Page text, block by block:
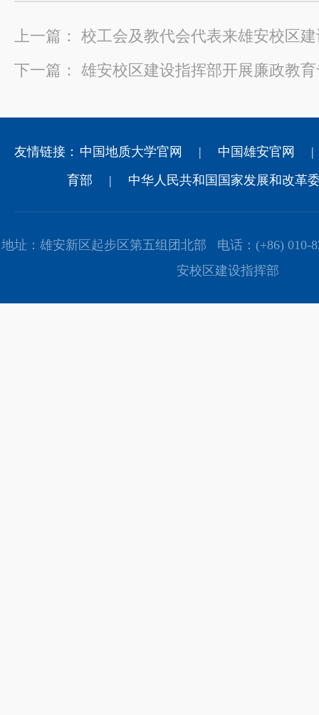
上一篇： 校工会及教代会代表来雄安校区
下一篇： 雄安校区建设指挥部开展廉政教
友情链接： 中国地质大学官网 | 中国雄安官网
|
育部
| 中华人民共和国国家发展和改革
地址：雄安新区起步区第五组团北部 电话：(+86) 010-
安校区建设指挥部